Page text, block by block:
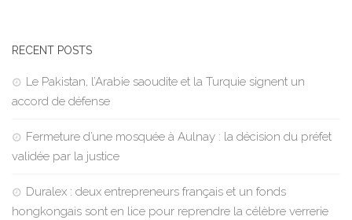
RECENT POSTS
Le Pakistan, l’Arabie saoudite et la Turquie signent un
accord de défense
Fermeture d’une mosquée à Aulnay : la décision du préfet
validée par la justice
Duralex : deux entrepreneurs français et un fonds
hongkongais sont en lice pour reprendre la célèbre verrerie